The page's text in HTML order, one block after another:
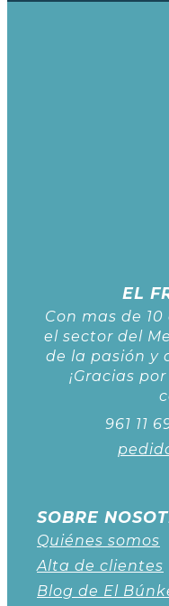
EL
Con mas de
el sector del
de la pasión y
¡Gracias
961 11
SOBRE
Quiénes somos
Alta de clientes
Blog de El